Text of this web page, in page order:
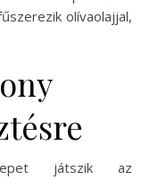
olívaolajjal,
játszik az